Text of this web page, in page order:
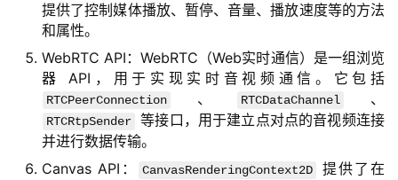
提供了控制媒体播放、暂停、音量、播放速度等的方法
和属性。
WebRTC API：WebRTC（Web实时通信）是一组浏览
器 API，用于实现实时音视频通信。它包括
RTCPeerConnection 、 RTCDataChannel 、
RTCRtpSender
等接口，用于建立点对点的音视频连接
并进行数据传输。
Canvas API：
CanvasRenderingContext2D 提供了在